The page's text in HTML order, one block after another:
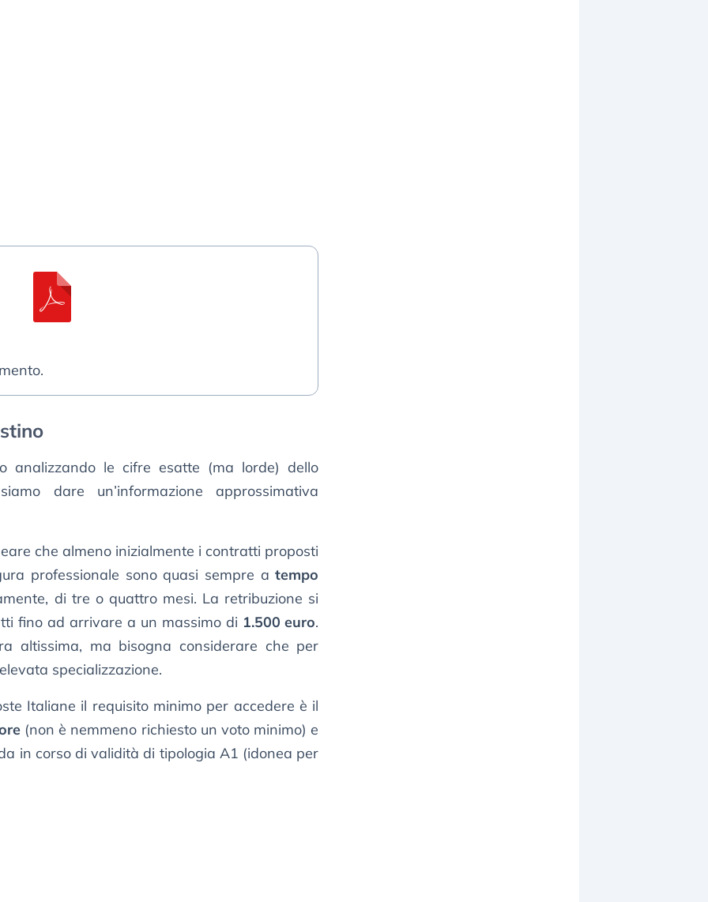
analizzando le cifre esatte (ma lorde) dello
dare un’informazione approssimativa
che almeno inizialmente i contratti proposti
professionale sono quasi sempre atempo
di tre o quattro mesi. La retribuzione si
fino ad arrivare a un massimo di 1.500 euro.
altissima, ma bisogna considerare che per
specializzazione.
Italiane il requisito minimo per accedere è il
(non è nemmeno richiesto un voto minimo) e
in corso di validità di tipologia A1 (idonea per